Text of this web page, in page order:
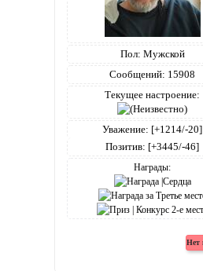
Пол: Мужской
Сообщений: 15908
Текущее настроение:
Уважение: [+1214/-20]
Позитив: [+3445/-46]
Награды: